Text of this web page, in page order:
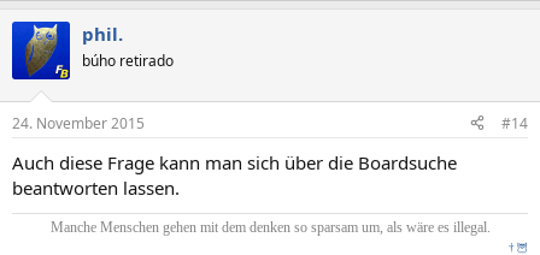
phil.
búho retirado
24. November 2015 #14
Auch diese Frage kann man sich über die Boardsuche
beantworten lassen.
Manche Menschen gehen mit dem denken so sparsam um, als wäre es illegal.
† 🦉